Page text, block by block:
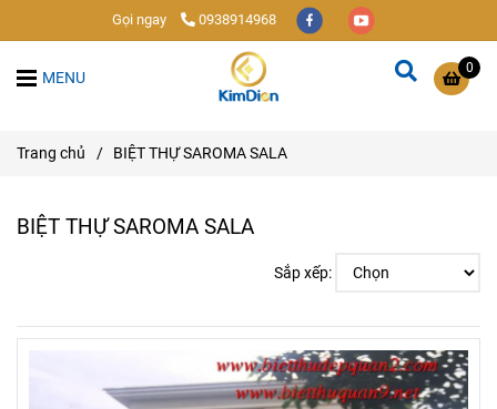
Gọi ngay 0938914968
0
MENU
Trang chủ / BIỆT THỰ SAROMA SALA
BIỆT THỰ SAROMA SALA
Sắp xếp: